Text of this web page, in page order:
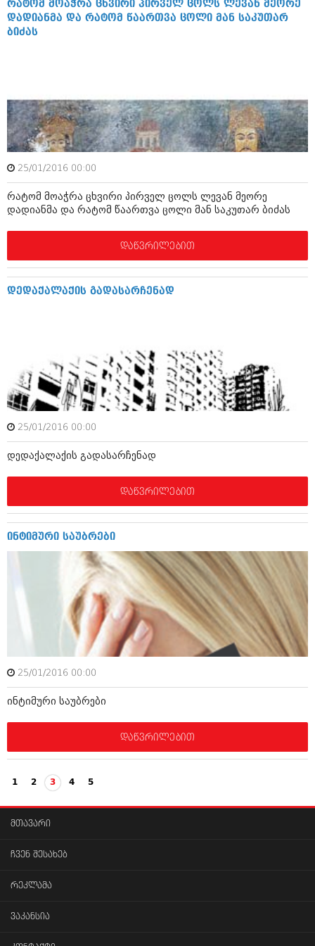
აპრილი 2012 (294)
აგვისტო 2011 (249)
ივლისი 2011 (400)
ივნისი 2011 (438)
მაისი 2011 (415)
აპრილი 2011 (294)
მარტი 2011 (654)
თებერვალი 2011 (329)
იანვარი 2011 (647)
ნოემბერი 2010 (422)
სექტემბერი 2010 (449)
აგვისტო 2010 (461)
აპრილი 2010 (229)
მარტი 2010 (454)
თებერვალი 2010 (421)
იანვარი 2010 (422)
დეკემბერი 2009 (510)
აგვისტო 2009 (14)
ივლისი 2009 (118)
თებერვალი 0216 (1)
დეკემბერი 0215 (1)
აგვისტო 0215 (2)
ივნისი 0212 (2)
ნოემბერი 0201 (1)
რატომ მოაჭრა ცხვირი პირველ ცოლს ლევან მეორე
დადიანმა და რატომ წაართვა ცოლი მან საკუთარ
ბიძას
25/01/2016 00:00
რატომ მოაჭრა ცხვირი პირველ ცოლს ლევან მეორე
დადიანმა და რატომ წაართვა ცოლი მან საკუთარ ბიძას
დაწვრილებით
დედაქალაქის გადასარჩენად
25/01/2016 00:00
დედაქალაქის გადასარჩენად
დაწვრილებით
ინტიმური საუბრები
25/01/2016 00:00
ინტიმური საუბრები
დაწვრილებით
1 2 3 4 5
მთავარი
ჩვენ შესახებ
რეკლამა
ვაკანსია